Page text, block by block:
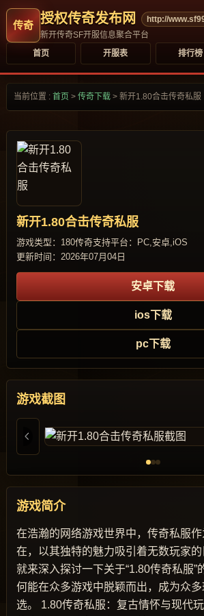
授权传奇发布网
http://
新开传奇SF开服信息聚合平台
首页
开服表 排行榜
当前位置 : 首页 > 传奇下载 > 新开1.80合击传奇私服
新开1.80合击传奇私服
游戏类型：180传奇支持平台：PC,安卓,iOS
更新时间：2026年07月04日
安卓下载
ios下载
pc下载
游戏截图
游戏简介
在浩瀚的网络游戏世界中，传奇私服
在，以其独特的魅力吸引着无数玩家的
就来深入探讨一下关于“1.80传奇私服”
何能在众多游戏中脱颖而出，成为众
选。 1.80传奇私服：复古情怀与现代